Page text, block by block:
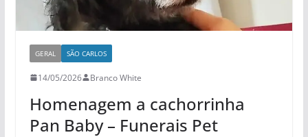
GERAL SÃO CARLOS
14/05/2026 Branco White
Homenagem a cachorrinha
Pan Baby – Funerais Pet